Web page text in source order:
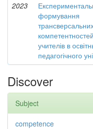
2023
формування
учителів в
педагогічного
Discover
Subject
competence